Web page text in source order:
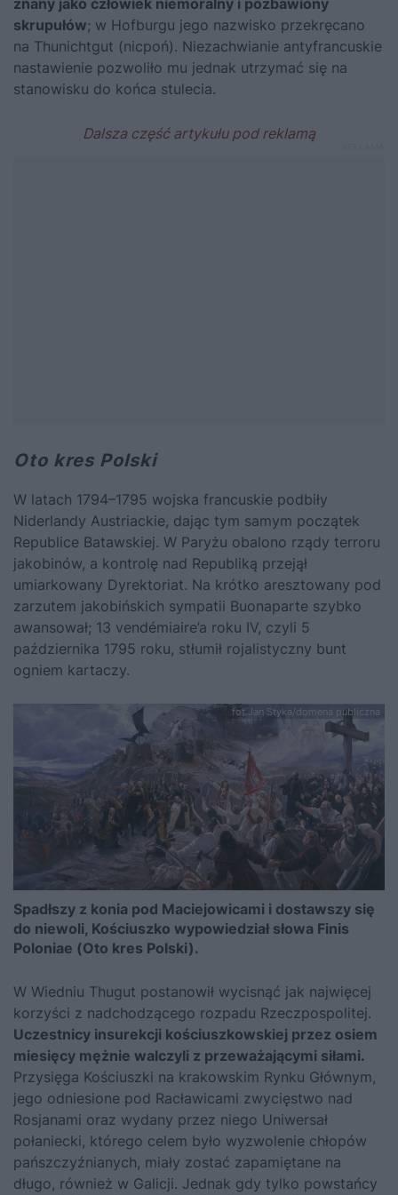
znany jako człowiek niemoralny i pozbawiony
skrupułów; w Hofburgu jego nazwisko przekręcano
na Thunichtgut (nicpoń). Niezachwianie antyfrancuskie
nastawienie pozwoliło mu jednak utrzymać się na
stanowisku do końca stulecia.
Oto kres Polski
W latach 1794–1795 wojska francuskie podbiły
Niderlandy Austriackie, dając tym samym początek
Republice Batawskiej. W Paryżu obalono rządy terroru
jakobinów, a kontrolę nad Republiką przejął
umiarkowany Dyrektoriat. Na krótko aresztowany pod
zarzutem jakobińskich sympatii Buonaparte szybko
awansował; 13 vendémiaire’a roku IV, czyli 5
października 1795 roku, stłumił rojalistyczny bunt
ogniem kartaczy.
fot.Jan Styka/domena publiczna
Spadłszy z konia pod Maciejowicami i dostawszy się
do niewoli, Kościuszko wypowiedział słowa Finis
Poloniae (Oto kres Polski).
W Wiedniu Thugut postanowił wycisnąć jak najwięcej
korzyści z nadchodzącego rozpadu Rzeczpospolitej.
Uczestnicy insurekcji kościuszkowskiej przez osiem
miesięcy mężnie walczyli z przeważającymi siłami.
Przysięga Kościuszki na krakowskim Rynku Głównym,
jego odniesione pod Racławicami zwycięstwo nad
Rosjanami oraz wydany przez niego Uniwersał
połaniecki, którego celem było wyzwolenie chłopów
pańszczyźnianych, miały zostać zapamiętane na
długo, również w Galicji. Jednak gdy tylko powstańcy